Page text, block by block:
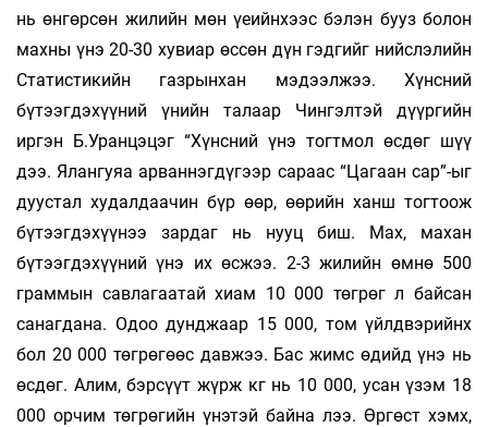
нь өнгөрсөн жилийн мөн үеийнхээс бэлэн бууз болон
махны үнэ 20-30 хувиар өссөн дүн гэдгийг нийслэлийн
Статистикийн газрынхан мэдээлжээ. Хүнсний
бүтээгдэхүүний үнийн талаар Чингэлтэй дүүргийн
иргэн Б.Уранцэцэг “Хүнсний үнэ тогтмол өсдөг шүү
дээ. Ялангуяа арваннэгдүгээр сараас “Цагаан сар”-ыг
дуустал худалдаачин бүр өөр, өөрийн ханш тогтоож
бүтээгдэхүүнээ зардаг нь нууц биш. Мах, махан
бүтээгдэхүүний үнэ их өсжээ. 2-3 жилийн өмнө 500
граммын савлагаатай хиам 10 000 төгрөг л байсан
санагдана. Одоо дунджаар 15 000, том үйлдвэрийнх
бол 20 000 төгрөгөөс давжээ. Бас жимс өдийд үнэ нь
өсдөг. Алим, бэрсүүт жүрж кг нь 10 000, усан үзэм 18
000 орчим төгрөгийн үнэтэй байна лээ. Өргөст хэмх,